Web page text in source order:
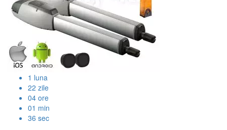
1 luna
22 zile
04 ore
01 min
36 sec